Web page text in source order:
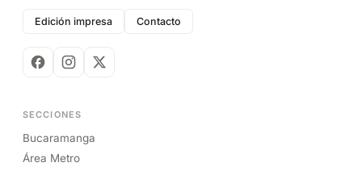
Edición impresa Contacto
SECCIONES
Bucaramanga
Área Metro